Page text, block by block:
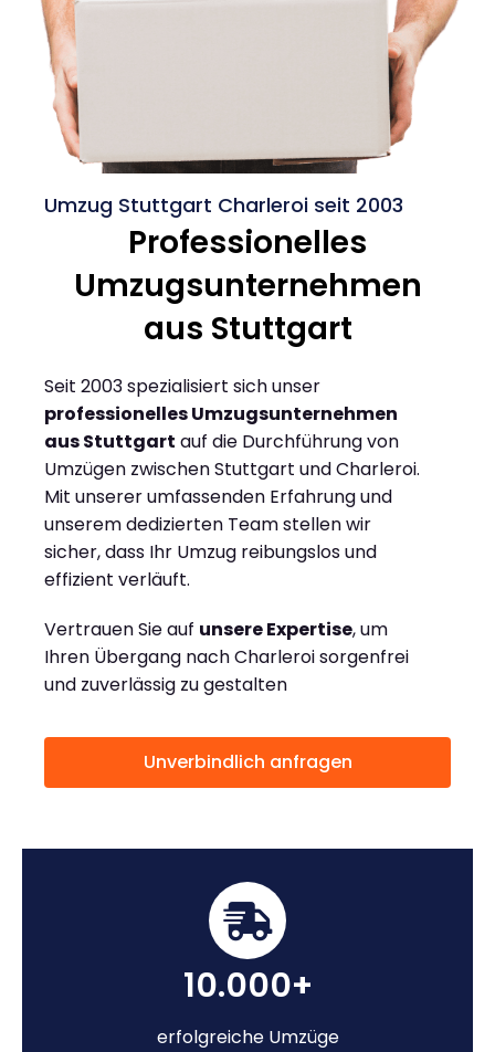
Umzug Stuttgart Charleroi seit 2003
Professionelles
Umzugsunternehmen
aus Stuttgart
Seit 2003 spezialisiert sich unser
professionelles Umzugsunternehmen
aus Stuttgart auf die Durchführung von
Umzügen zwischen Stuttgart und Charleroi.
Mit unserer umfassenden Erfahrung und
unserem dedizierten Team stellen wir
sicher, dass Ihr Umzug reibungslos und
effizient verläuft.
Vertrauen Sie auf unsere Expertise, um
Ihren Übergang nach Charleroi sorgenfrei
und zuverlässig zu gestalten
Unverbindlich anfragen
10.000+
erfolgreiche Umzüge